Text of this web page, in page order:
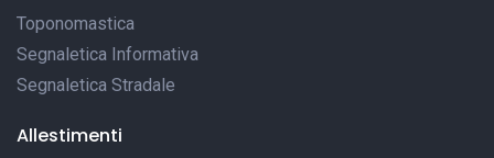
Toponomastica
Segnaletica Informativa
Segnaletica Stradale
Allestimenti